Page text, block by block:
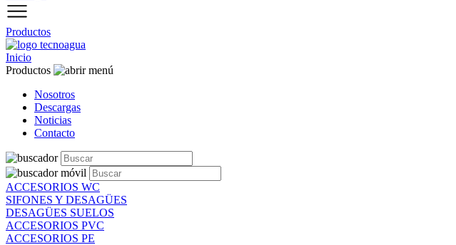
Productos
Inicio
Productos
Nosotros
Descargas
Noticias
Contacto
ACCESORIOS WC
SIFONES Y DESAGÜES
DESAGÜES SUELOS
ACCESORIOS PVC
ACCESORIOS PE